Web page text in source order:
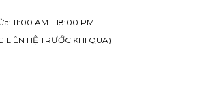
AM - 18:00 PM
TRƯỚC KHI QUA)